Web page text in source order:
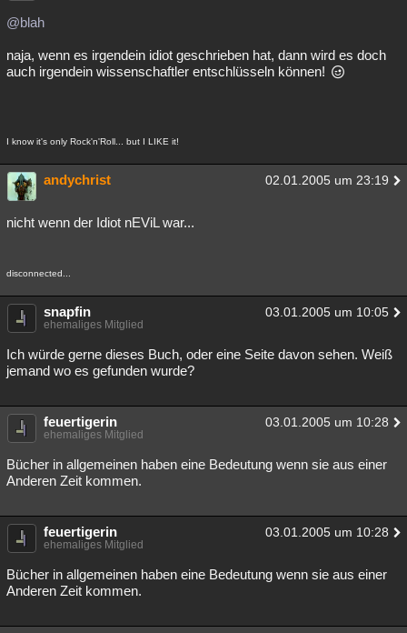
@blah
naja, wenn es irgendein idiot geschrieben hat, dann wird es doch
auch irgendein wissenschaftler entschlüsseln können!
I know it's only Rock'n'Roll... but I LIKE it!
andychrist 02.01.2005 um 23:19
nicht wenn der Idiot nEViL war...
disconnected...
snapfin 03.01.2005 um 10:05
ehemaliges Mitglied
Ich würde gerne dieses Buch, oder eine Seite davon sehen. Weiß
jemand wo es gefunden wurde?
feuertigerin 03.01.2005 um 10:28
ehemaliges Mitglied
Bücher in allgemeinen haben eine Bedeutung wenn sie aus einer
Anderen Zeit kommen.
feuertigerin 03.01.2005 um 10:28
ehemaliges Mitglied
Bücher in allgemeinen haben eine Bedeutung wenn sie aus einer
Anderen Zeit kommen.